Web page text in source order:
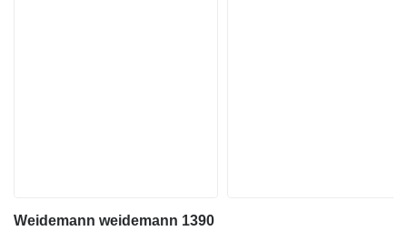
Weidemann weidemann 1390